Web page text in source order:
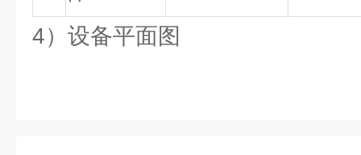
4）设备平面图